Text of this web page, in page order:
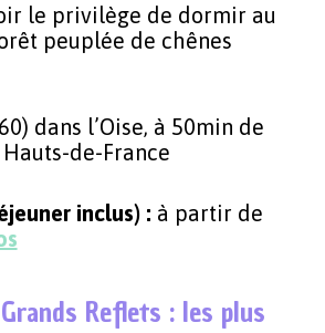
le privilège de dormir au
peuplée de chênes
dans l’Oise, à 50min de
de-France
inclus) : à partir de
Reflets : les plus